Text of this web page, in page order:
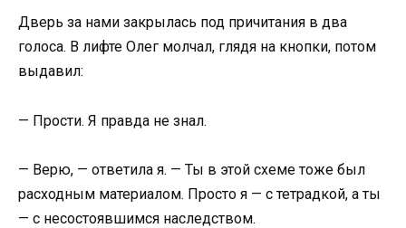
Дверь за нами закрылась под причитания в два
голоса. В лифте Олег молчал, глядя на кнопки, потом
выдавил:
— Прости. Я правда не знал.
— Верю, — ответила я. — Ты в этой схеме тоже был
расходным материалом. Просто я — с тетрадкой, а ты
— с несостоявшимся наследством.